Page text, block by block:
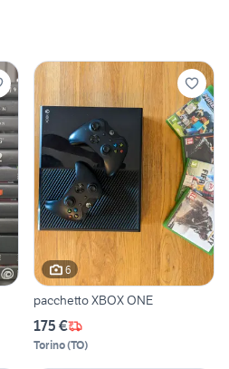
6
pacchetto XBOX ONE
175 €
Torino(TO)